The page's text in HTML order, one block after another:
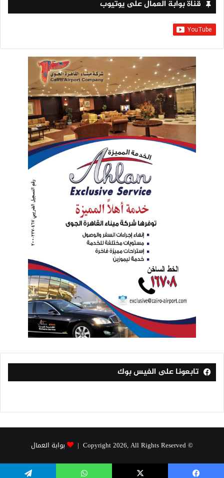
قناة بوابة العمال على يوتيوب
تابعونا على الفيس بوك
© Copyright 2026, All Rights Reserved | بوابة العمال